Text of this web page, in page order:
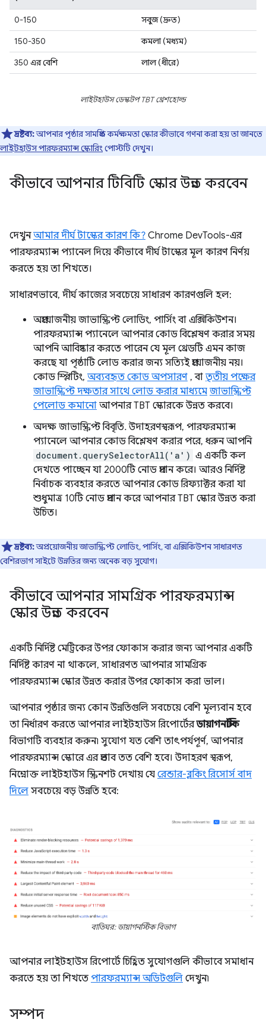
0-150
সবুজ (দ্রুত)
150-350
কমলা (মধ্যম)
350 এর বেশি
লাল (ধীরে)
লাইটহাউস ডেস্কটপ TBT থ্রেশহোল্ড
দ্রষ্টব্য:আপনার পৃষ্ঠার সামগ্রিক কর্মক্ষমতা স্কোর কীভাবে গণনা করা হয় তা জানতে
লাইটহাউস পারফরম্যান্স স্কোরিংপোস্টটি দেখুন।
কীভাবে আপনার টিবিটি স্কোর উন্নত করবেন
দেখুনআমার দীর্ঘ টাস্কের কারণ কি? Chrome DevTools-এর
পারফরম্যান্স প্যানেল দিয়ে কীভাবে দীর্ঘ টাস্কের মূল কারণ নির্ণয়
করতে হয় তা শিখতে।
সাধারণভাবে, দীর্ঘ কাজের সবচেয়ে সাধারণ কারণগুলি হল:
অপ্রয়োজনীয় জাভাস্ক্রিপ্ট লোডিং, পার্সিং বা এক্সিকিউশন।
পারফরম্যান্স প্যানেলে আপনার কোড বিশ্লেষণ করার সময়
আপনি আবিষ্কার করতে পারেন যে মূল থ্রেডটি এমন কাজ
করছে যা পৃষ্ঠাটি লোড করার জন্য সত্যিই প্রয়োজনীয় নয়।
কোড স্প্লিটিং, অব্যবহৃত কোড অপসারণ , বা তৃতীয় পক্ষের
জাভাস্ক্রিপ্ট দক্ষতার সাথে লোড করার মাধ্যমে জাভাস্ক্রিপ্ট
পেলোড কমানো আপনার TBT স্কোরকে উন্নত করবে।
অদক্ষ জাভাস্ক্রিপ্ট বিবৃতি. উদাহরণস্বরূপ, পারফরম্যান্স
প্যানেলে আপনার কোড বিশ্লেষণ করার পরে, ধরুন আপনি
document.querySelectorAll('a') এ একটি কল
দেখতে পাচ্ছেন যা 2000টি নোড প্রদান করে। আরও নির্দিষ্ট
নির্বাচক ব্যবহার করতে আপনার কোড রিফ্যাক্টর করা যা
শুধুমাত্র 10টি নোড প্রদান করে আপনার TBT স্কোর উন্নত করা
উচিত।
দ্রষ্টব্য:অপ্রয়োজনীয় জাভাস্ক্রিপ্ট লোডিং, পার্সিং, বা এক্সিকিউশন সাধারণত
বেশিরভাগ সাইটে উন্নতির জন্য অনেক বড় সুযোগ।
কীভাবে আপনার সামগ্রিক পারফরম্যান্স
স্কোর উন্নত করবেন
একটি নির্দিষ্ট মেট্রিকের উপর ফোকাস করার জন্য আপনার একটি
নির্দিষ্ট কারণ না থাকলে, সাধারণত আপনার সামগ্রিক
পারফরম্যান্স স্কোর উন্নত করার উপর ফোকাস করা ভাল।
আপনার পৃষ্ঠার জন্য কোন উন্নতিগুলি সবচেয়ে বেশি মূল্যবান হবে
তা নির্ধারণ করতে আপনার লাইটহাউস রিপোর্টেরডায়াগনস্টিক
বিভাগটি ব্যবহার করুন৷ সুযোগ যত বেশি তাৎপর্যপূর্ণ, আপনার
পারফরম্যান্স স্কোরে এর প্রভাব তত বেশি হবে। উদাহরণ স্বরূপ,
নিম্নোক্ত লাইটহাউস স্ক্রিনশট দেখায় যে রেন্ডার-ব্লকিং রিসোর্স বাদ
দিলে সবচেয়ে বড় উন্নতি হবে:
বাতিঘর: ডায়াগনস্টিক বিভাগ
আপনার লাইটহাউস রিপোর্টে চিহ্নিত সুযোগগুলি কীভাবে সমাধান
করতে হয় তা শিখতে পারফরম্যান্স অডিটগুলি দেখুন৷
সম্পদ